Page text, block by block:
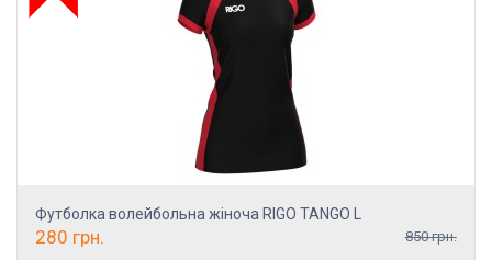
Футболка волейбольна жіноча RIGO TANGO L
280 грн. 850 грн.